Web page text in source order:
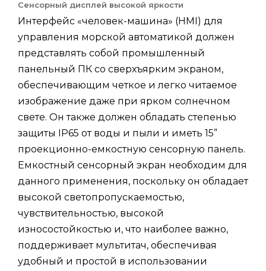
Сенсорный дисплей высокой яркости
Интерфейс «человек-машина» (HMI) для
управления морской автоматикой должен
представлять собой промышленный
панельный ПК со сверхъярким экраном,
обеспечивающим четкое и легко читаемое
изображение даже при ярком солнечном
свете. Он также должен обладать степенью
защиты IP65 от воды и пыли и иметь 15”
проекционно-емкостную сенсорную панель.
Емкостный сенсорный экран необходим для
данного применения, поскольку он обладает
высокой светопропускаемостью,
чувствительностью, высокой
износостойкостью и, что наиболее важно,
поддерживает мультитач, обеспечивая
удобный и простой в использовании